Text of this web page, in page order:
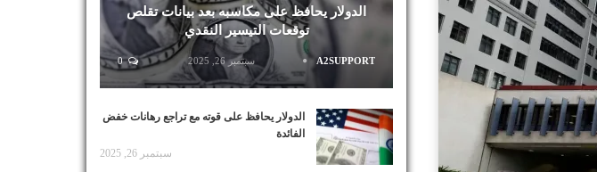
الدولار يحافظ على مكاسبه بعد بيانات تقلص
توقعات التيسير النقدي
A2SUPPORT سبتمبر 26, 2025 0
الدولار يحافظ على قوته مع تراجع رهانات خفض
الفائدة
سبتمبر 26, 2025